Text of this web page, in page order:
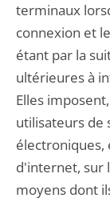
terminaux
connexion et
étant par la
ultérieures à
Elles
utilisateurs de
électroniques,
d'internet, sur
moyens dont